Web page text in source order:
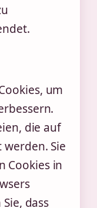
um
die auf
Sie
Cookies in
dass